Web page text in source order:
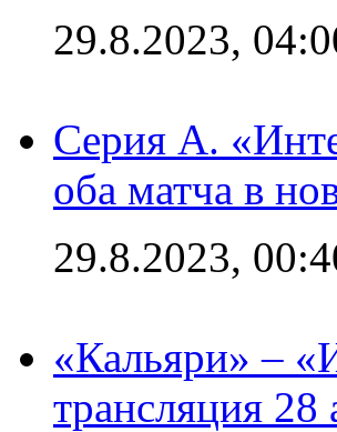
29.8.2023,
Серия А.
оба матча в
29.8.2023,
«Кальяри» –
трансляция 28